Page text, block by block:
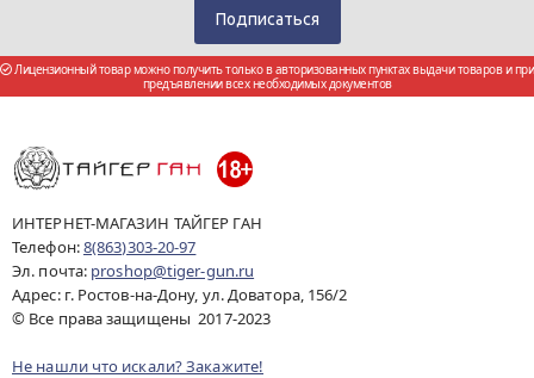
Лицензионный товар можно получить только в авторизованных пунктах выдачи товаров и при
предъявлении всех необходимых документов
ИНТЕРНЕТ-МАГАЗИН ТАЙГЕР ГАН
Телефон:8(863)303-20-97
Эл. почта: proshop@tiger-gun.ru
Адрес: г. Ростов-на-Дону, ул. Доватора, 156/2
© Все права защищены 2017-2023
Не нашли что искали? Закажите!